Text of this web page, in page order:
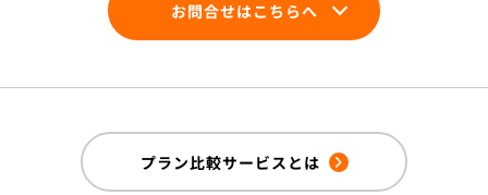
お問合せはこちらへ
プラン比較サービスとは